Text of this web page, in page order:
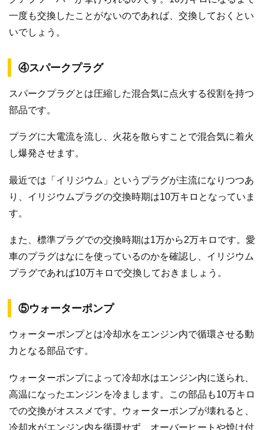
一度も交換したことがないのであれば、交換しておくとい
いでしょう。
④スパークプラグ
スパークプラグとは圧縮した混合気に点火する役割を持つ
部品です。
プラグに大電流を流し、火花を散らすことで混合気に着火
し爆発させます。
最近では「イリジウム」というプラグが主流になりつつあ
り、イリジウムプラグの交換時期は10万キロとなっていま
す。
また、標準プラグでの交換時期は1万から2万キロです。愛
車のプラグはなにを使っているのかを確認し、イリジウム
プラグであれば10万キロで交換しておきましょう。
⑤ウォーターポンプ
ウォーターポンプとは冷却水をエンジン内で循環させる動
力となる部品です。
ウォーターポンプによって冷却水はエンジン内に送られ、
高温になったエンジンを冷まします。この部品も10万キロ
での交換がオススメです。ウォーターポンプが壊れると、
冷却水がエンジン内を循環せず、オーバーヒートや焼け付